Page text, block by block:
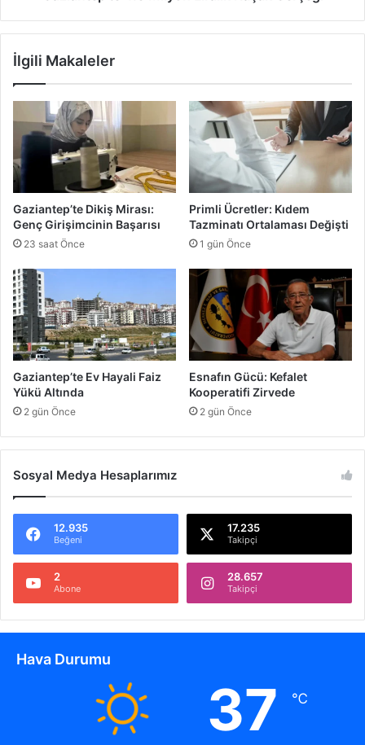
o
n
i
r
a
l
ı
k
K
a
ç
a
k
G
r
e
İlgili Makaleler
Gaziantep’te Dikiş Mirası:
Genç Girişimcinin Başarısı
23 saat Önce
Primli Ücretler: Kıdem
Tazminatı Ortalaması Değişti
1 gün Önce
Gaziantep’te Ev Hayali Faiz
Yükü Altında
2 gün Önce
Esnafın Gücü: Kefalet
Kooperatifi Zirvede
2 gün Önce
Sosyal Medya Hesaplarımız
12.935
Beğeni
17.235
Takipçi
2
Abone
28.657
Takipçi
Hava Durumu
37 ℃